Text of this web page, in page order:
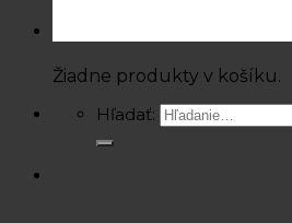
Žiadne produkty v košíku.
Hľadať: